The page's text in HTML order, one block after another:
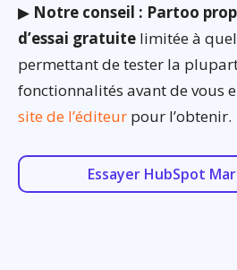
▶ Notre conseil : Partoo
d’essai gratuite limitée à
permettant de tester la
fonctionnalités avant de vous
site de l’éditeur pour l’obtenir.
Essayer HubSpot